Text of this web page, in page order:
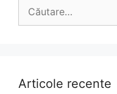
Articole recente